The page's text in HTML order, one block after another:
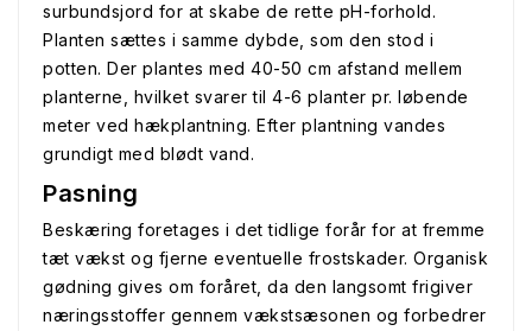
surbundsjord for at skabe de rette pH-forhold.
Planten sættes i samme dybde, som den stod i
potten. Der plantes med 40-50 cm afstand mellem
planterne, hvilket svarer til 4-6 planter pr. løbende
meter ved hækplantning. Efter plantning vandes
grundigt med blødt vand.
Pasning
Beskæring foretages i det tidlige forår for at fremme
tæt vækst og fjerne eventuelle frostskader. Organisk
gødning gives om foråret, da den langsomt frigiver
næringsstoffer gennem vækstsæsonen og forbedrer